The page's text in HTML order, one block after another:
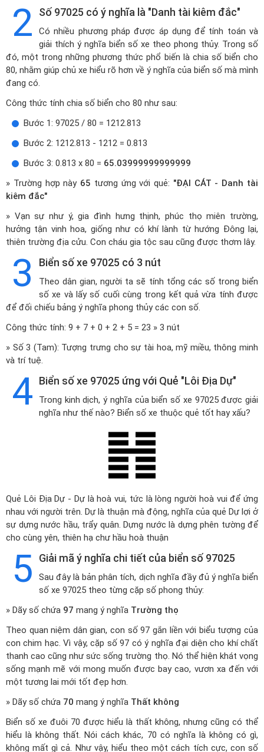
2 Số 97025 có ý nghĩa là "Danh tài kiêm đắc"
Có nhiều phương pháp được áp dụng để tính toán và
giải thích ý nghĩa biển số xe theo phong thủy. Trong số
đó, một trong những phương thức phổ biến là chia số biển cho
80, nhằm giúp chủ xe hiểu rõ hơn về ý nghĩa của biển số mà mình
đang có.
Công thức tính chia số biển cho 80 như sau:
Bước 1: 97025 / 80 = 1212.813
Bước 2: 1212.813 - 1212 = 0.813
Bước 3: 0.813 x 80 = 65.03999999999999
» Trường hợp này 65 tương ứng với quẻ: "ĐẠI CÁT - Danh tài
kiêm đắc"
» Vạn sự như ý, gia đình hưng thịnh, phúc thọ miên trường,
hưởng tận vinh hoa, giống như có khí lành từ hướng Đông lại,
thiên trường địa cửu. Con cháu gia tộc sau cũng được thơm lây.
3 Biển số xe 97025 có 3 nút
Theo dân gian, người ta sẽ tính tổng các số trong biển
số xe và lấy số cuối cùng trong kết quả vừa tính được
để đối chiếu bảng ý nghĩa phong thủy các con số.
Công thức tính: 9 + 7 + 0 + 2 + 5 = 23 » 3 nút
» Số 3 (Tam): Tượng trưng cho sự tài hoa, mỹ miều, thông minh
và trí tuệ.
4 Biển số xe 97025 ứng với Quẻ "Lôi Địa Dự"
Trong kinh dịch, ý nghĩa của biển số xe 97025 được giải
nghĩa như thế nào? Biển số xe thuộc quẻ tốt hay xấu?
Quẻ Lôi Địa Dự - Dự là hoà vui, tức là lòng người hoà vui để ứng
nhau với người trên. Dự là thuận mà động, nghĩa của quẻ Dự lợi ở
sự dựng nước hầu, trẩy quân. Dựng nước là dựng phên tường để
cho cùng yên, thiên hạ chư hầu hoà thuận
5 Giải mã ý nghĩa chi tiết của biển số 97025
Sau đây là bản phân tích, dịch nghĩa đầy đủ ý nghĩa biển
số xe 97025 theo từng cặp số phong thủy:
» Dãy số chứa 97 mang ý nghĩa Trường thọ
Theo quan niệm dân gian, con số 97 gắn liền với biểu tượng của
con chim hạc. Vì vậy, cặp số 97 có ý nghĩa đại diện cho khí chất
thanh cao cũng như sức sống trường thọ. Nó thể hiện khát vọng
sống mạnh mẽ với mong muốn được bay cao, vươn xa đến với
một tương lai mới tốt đẹp hơn.
» Dãy số chứa 70 mang ý nghĩa Thất không
Biển số xe đuôi 70 được hiểu là thất không, nhưng cũng có thể
hiểu là không thất. Nói cách khác, 70 có nghĩa là không có gì,
không mất gì cả. Như vậy, hiểu theo một cách tích cực, con số